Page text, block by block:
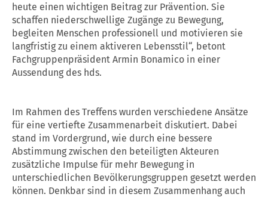
heute einen wichtigen Beitrag zur Prävention. Sie
schaffen niederschwellige Zugänge zu Bewegung,
begleiten Menschen professionell und motivieren sie
langfristig zu einem aktiveren Lebensstil“, betont
Fachgruppenpräsident Armin Bonamico in einer
Aussendung des hds.
Im Rahmen des Treffens wurden verschiedene Ansätze
für eine vertiefte Zusammenarbeit diskutiert. Dabei
stand im Vordergrund, wie durch eine bessere
Abstimmung zwischen den beteiligten Akteuren
zusätzliche Impulse für mehr Bewegung in
unterschiedlichen Bevölkerungsgruppen gesetzt werden
können. Denkbar sind in diesem Zusammenhang auch